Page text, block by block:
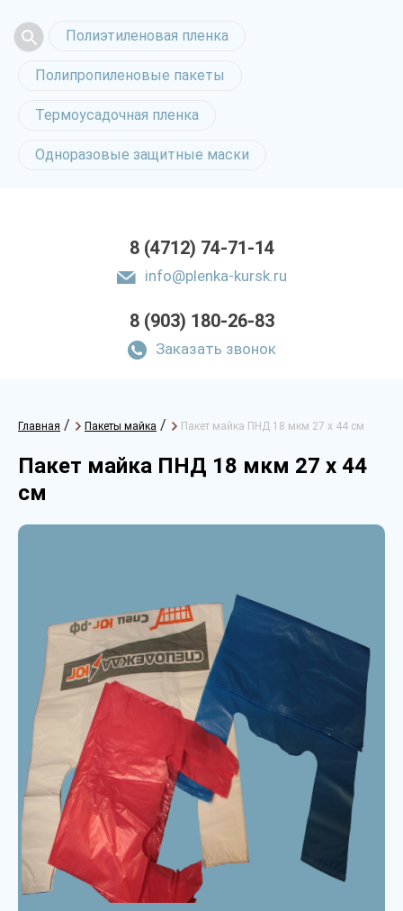
Полиэтиленовая пленка
Полипропиленовые пакеты
Термоусадочная пленка
Одноразовые защитные маски
8 (4712) 74-71-14
info@plenka-kursk.ru
8 (903) 180-26-83
Заказать звонок
Главная / Пакеты майка / Пакет майка ПНД 18 мкм 27 х 44 см
Пакет майка ПНД 18 мкм 27 х 44
см